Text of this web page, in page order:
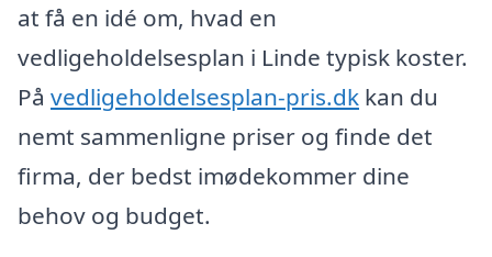
at få en idé om, hvad en
vedligeholdelsesplan i Linde typisk koster.
På vedligeholdelsesplan-pris.dk kan du
nemt sammenligne priser og finde det
firma, der bedst imødekommer dine
behov og budget.